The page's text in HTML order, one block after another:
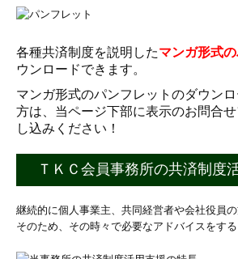
各種共済制度を説明したマンガ形式
ウンロードできます。
マンガ形式のパンフレットのダウン
方は、当ページ下部に表示のお問合
し込みください！
ＴＫＣ会員事務所の共済制度
継続的に個人事業主、共同経営者や会社役員の
そのため、その時々で必要なアドバイスをする